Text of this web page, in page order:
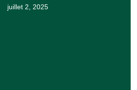
juillet 2, 2025